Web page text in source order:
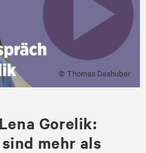
© Thomas Dashuber
Gorelik:
mehr als